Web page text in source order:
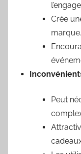
Crée
marque.
Peut